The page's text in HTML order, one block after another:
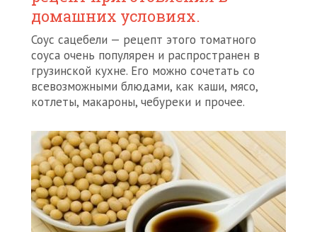
домашних условиях.
Соус сацебели — рецепт этого томатного
соуса очень популярен и распространен в
грузинской кухне. Его можно сочетать со
всевозможными блюдами, как каши, мясо,
котлеты, макароны, чебуреки и прочее.